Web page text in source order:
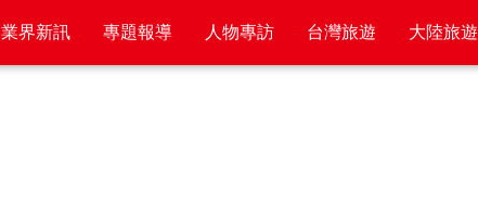
業界新訊 專題報導 人物專訪 台灣旅遊 大陸旅遊